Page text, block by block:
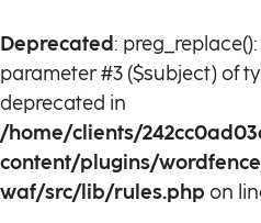
Deprecated:
parameter #3 ($subject) of
deprecated in
/home/clients/
content/plugins/
waf/src/lib/rules.php on